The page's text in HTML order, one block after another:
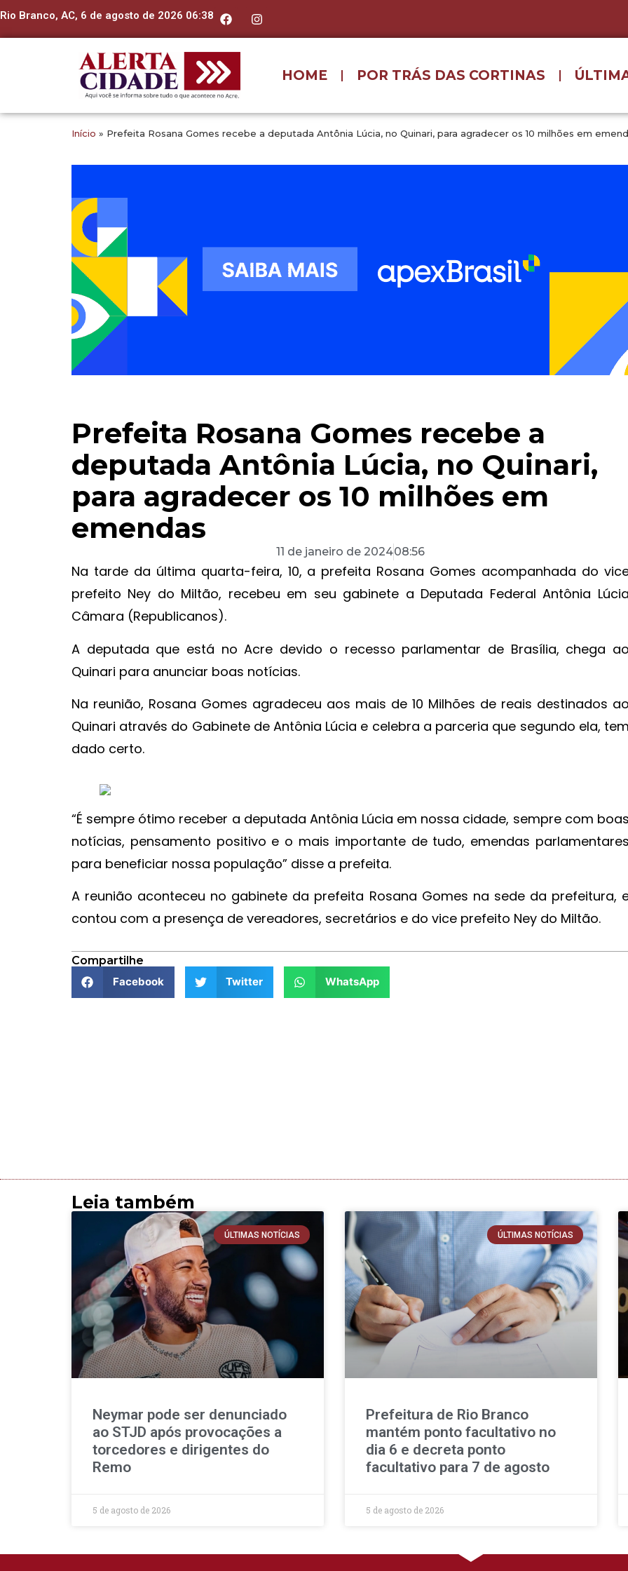
Rio Branco, AC, 6 de agosto de 2026 06:38
HOME POR TRÁS DAS CORTINAS
Início » Prefeita Rosana Gomes recebe a deputada Antônia Lúcia, no Quinari, para agradecer os 10 milhões em
Prefeita Rosana Gomes recebe a
deputada Antônia Lúcia, no Quinari,
para agradecer os 10 milhões em
emendas
11 de janeiro de 202408:56
Na tarde da última quarta-feira, 10, a prefeita Rosana Gomes acompanhada do
prefeito Ney do Miltão, recebeu em seu gabinete a Deputada Federal Antônia
Câmara (Republicanos).
A deputada que está no Acre devido o recesso parlamentar de Brasília, chega
Quinari para anunciar boas notícias.
Na reunião, Rosana Gomes agradeceu aos mais de 10 Milhões de reais destinados
Quinari através do Gabinete de Antônia Lúcia e celebra a parceria que segundo ela,
dado certo.
“É sempre ótimo receber a deputada Antônia Lúcia em nossa cidade, sempre com
notícias, pensamento positivo e o mais importante de tudo, emendas
para beneficiar nossa população” disse a prefeita.
A reunião aconteceu no gabinete da prefeita Rosana Gomes na sede da prefeitura,
contou com a presença de vereadores, secretários e do vice prefeito Ney do Miltão.
Compartilhe
Facebook
Twitter WhatsApp
Leia também
ÚLTIMAS NOTÍCIAS
Neymar pode ser denunciado
ao STJD após provocações a
torcedores e dirigentes do
Remo
5 de agosto de 2026
ÚLTIMAS NOTÍCIAS
Prefeitura de Rio Branco
mantém ponto facultativo no
dia 6 e decreta ponto
facultativo para 7 de agosto
5 de agosto de 2026